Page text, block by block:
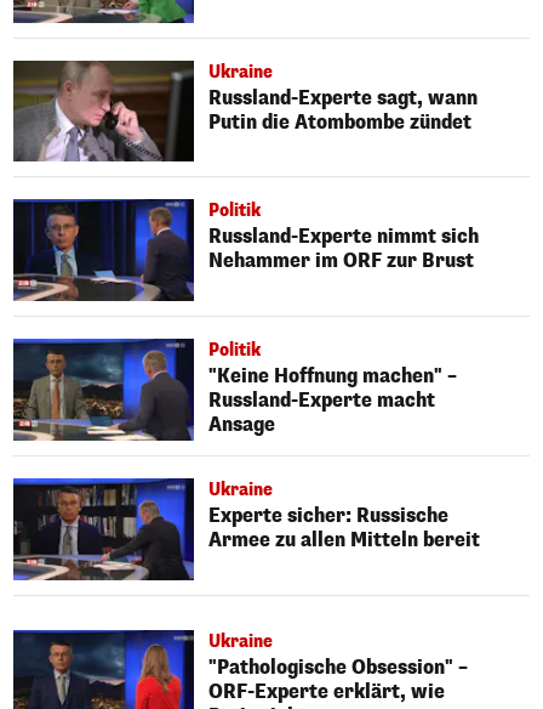
Ukraine
Russland-Experte sagt, wann
Putin die Atombombe zündet
Politik
Russland-Experte nimmt sich
Nehammer im ORF zur Brust
Politik
"Keine Hoffnung machen" –
Russland-Experte macht
Ansage
Ukraine
Experte sicher: Russische
Armee zu allen Mitteln bereit
Ukraine
"Pathologische Obsession" –
ORF-Experte erklärt, wie